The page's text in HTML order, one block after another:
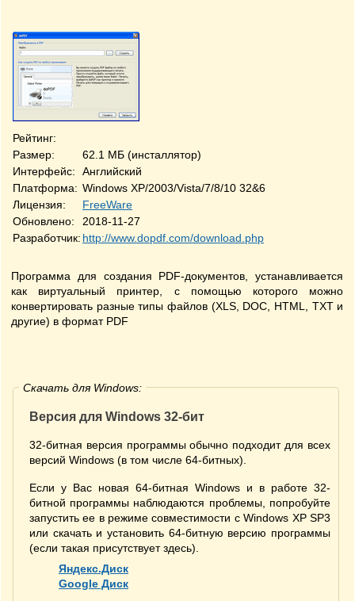
Рейтинг:
Размер:
62.1 МБ (инсталлятор)
Интерфейс:
Английский
Платформа: Windows XP/2003/Vista/7/8/10 32&64-bit
Лицензия:
FreeWare
Обновлено:
2018-11-27
Разработчик: http://www.dopdf.com/download.php
Программа для создания PDF-документов, устанавливается
как виртуальный принтер, с помощью которого можно
конвертировать разные типы файлов (XLS, DOC, HTML, TXT и
другие) в формат PDF
Скачать для Windows:
Версия для Windows 32-бит
32-битная версия программы обычно подходит для всех
версий Windows (в том числе 64-битных).
Если у Вас новая 64-битная Windows и в работе 32-
битной программы наблюдаются проблемы, попробуйте
запустить ее в режиме совместимости с Windows XP SP3
или скачать и установить 64-битную версию программы
(если такая присутствует здесь).
Яндекс.Диск
Google Диск